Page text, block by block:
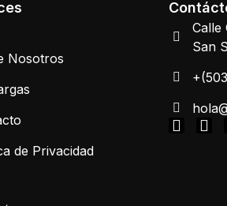
Nosotros
de Privacidad
Calle
San